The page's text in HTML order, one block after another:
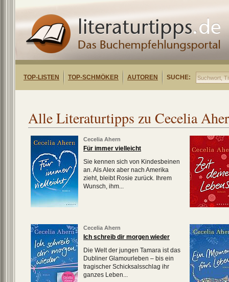
TOP-LISTEN TOP-SCHMÖKER AUTOREN SUCHE:
Alle Literaturtipps zu Cecelia
Cecelia Ahern
Für immer vielleicht
Sie kennen sich von Kindesbeinen
an. Als Alex aber nach Amerika
zieht, bleibt Rosie zurück. Ihrem
Wunsch, ihm...
Cecelia Ahern
Ich schreib dir morgen wieder
Die Welt der jungen Tamara ist das
Dubliner Glamourleben – bis ein
tragischer Schicksalsschlag ihr
ganzes Leben...